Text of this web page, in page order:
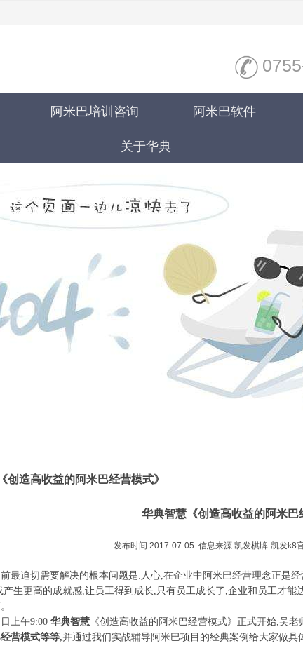
阿米巴培训咨询 阿米巴软件
关于华典
创造高收益的阿米巴经营模式》
华典智慧 《创造高收益的阿米
发布时间:2017-07-05 信息来源:凯发棋牌-凯发k8
最迫切需要解决的根本问题是:人心,在企业中阿米巴经营理念正是
产生更高的成就感,让员工得到成长,只有员工成长了,企业和员工才能
上午9:00 华典智慧《创造高收益的阿米巴经营模式》正式开始,吴
营模式等等,并通过我们实战辅导阿米巴项目的经典案例给大家做具